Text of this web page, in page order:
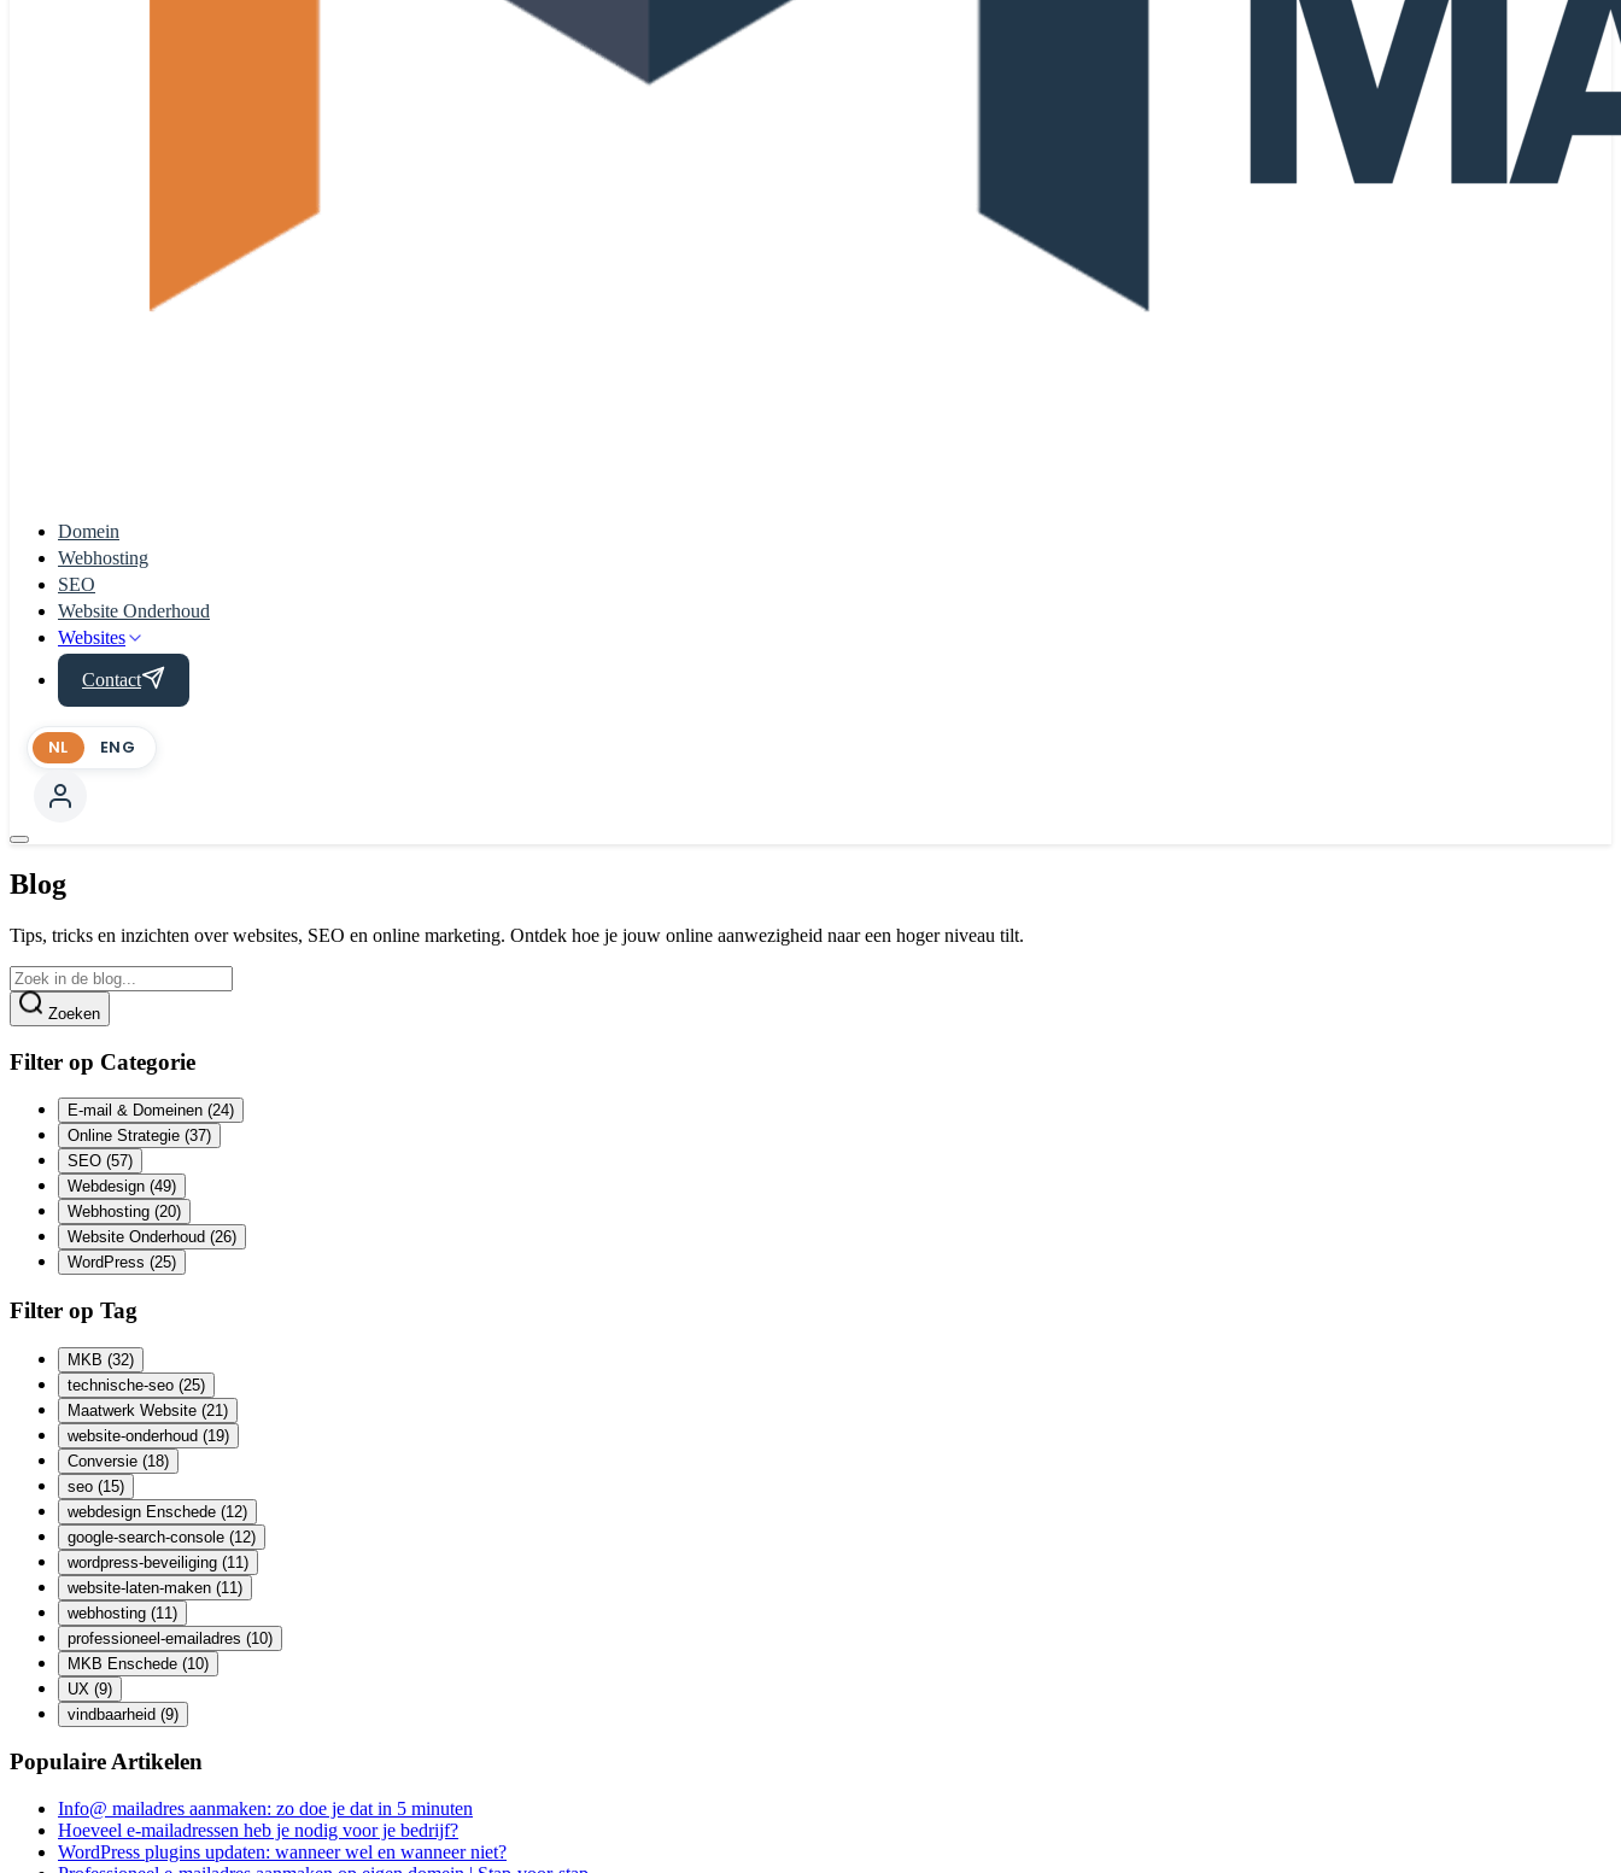
Domein
Webhosting
SEO
Website Onderhoud
Websites
Contact
NL ENG
Blog
Tips, tricks en inzichten over websites, SEO en online marketing. Ontdek hoe je jouw online aanwezigheid naar een hoger niveau tilt.
Zoeken
Filter op Categorie
E-mail & Domeinen (24)
Online Strategie (37)
SEO (57)
Webdesign (49)
Webhosting (20)
Website Onderhoud (26)
WordPress (25)
Filter op Tag
MKB (32)
technische-seo (25)
Maatwerk Website (21)
website-onderhoud (19)
Conversie (18)
seo (15)
webdesign Enschede (12)
google-search-console (12)
wordpress-beveiliging (11)
website-laten-maken (11)
webhosting (11)
professioneel-emailadres (10)
MKB Enschede (10)
UX (9)
vindbaarheid (9)
Populaire Artikelen
Info@ mailadres aanmaken: zo doe je dat in 5 minuten
Hoeveel e-mailadressen heb je nodig voor je bedrijf?
WordPress plugins updaten: wanneer wel en wanneer niet?